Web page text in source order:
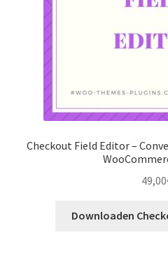
Checkout Field Editor –
49,00
Downloaden